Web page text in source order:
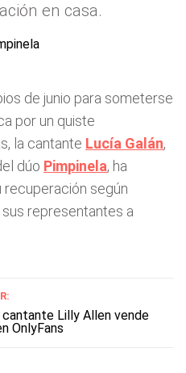
en casa.
de junio para someterse
por un quiste
la cantante Lucía Galán,
dúo Pimpinela, ha
según
representantes a
cantante Lilly Allen vende
OnlyFans